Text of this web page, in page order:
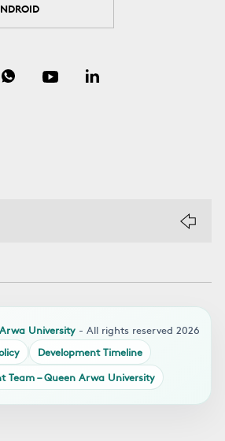
University - All rights reserved 2026
Development Timeline
Team – Queen Arwa University